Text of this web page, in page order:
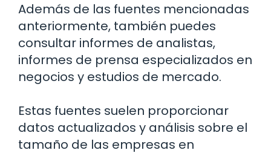
Además de las fuentes mencionadas
anteriormente, también puedes
consultar informes de analistas,
informes de prensa especializados en
negocios y estudios de mercado.
Estas fuentes suelen proporcionar
datos actualizados y análisis sobre el
tamaño de las empresas en